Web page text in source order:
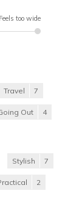
Feels too wide
Travel 7
Out 4
Stylish 7
2